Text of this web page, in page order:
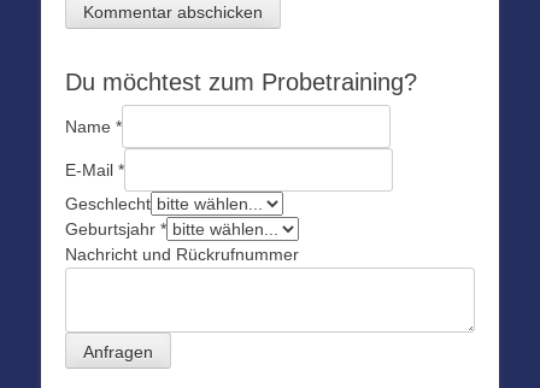
Du möchtest zum Probetraining?
Name *
E-Mail *
Geschlecht
Geburtsjahr *
Nachricht und Rückrufnummer
Anfragen